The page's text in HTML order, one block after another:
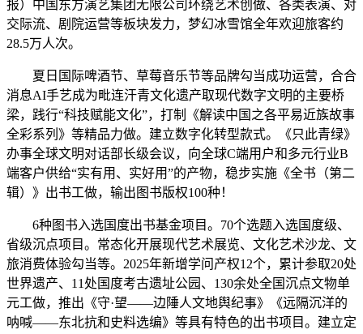
报）中国东方演艺集团无限公司环绕艺术创做、各类表演、对
交际流、剧院运营等板块发力，梦幻冰雪馆全年欢迎旅客约
28.5万人次。
夏日国际啤酒节、草莓音乐节等品牌勾当成功运营，合合
消息AI手艺成为毗连汗青文化遗产取现代数字文明的主要桥
梁，践行“科技赋能文化”，打制《解读中国之各平易近族故事
全彩系列》等精品力做。建立数字化转型款式。《只此青绿》
办事全球文明对话部长级会议，向全球C端用户和多元行业B
端客户供给“实有用、实好用”的产物，稳步实施《全书（第二
辑）》出书工做，输出图书版权100种！
6种图书入选国度出书基金项目。70个选题入选国度级、
省级沉点项目。常态化开展现代艺术展览、文化艺术沙龙、文
旅消费体验勾当等。2025年新增学问产权12个，累计参取20处
世界遗产、11处国度考古遗址公园、130余处全国沉点文物单
元工做，推出《守·望——边陲人文地舆纪事》《远隔沉洋的
呐喊——东北抗和史料选编》等具有特色的出书项目。建立定